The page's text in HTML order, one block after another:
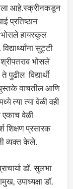
आहे.स्क्रीनकडून
प्रतिष्ठान
भोसले हायस्कूल
सुट्टी
भोसले
विद्यार्थी
पुस्तके वाचतील आणि
त्या त्या वेळी वही
वेळी
शिक्षण प्रसारक
व्यक्त केले.
डॉ. सुलभा
उपाध्यक्षा डॉ.